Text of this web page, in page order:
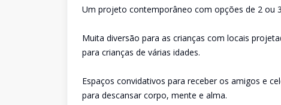
Um projeto contemporâneo com opções de 2 ou
Muita diversão para as crianças com locais
para crianças de várias idades.
Espaços convidativos para receber os amigos e
para descansar corpo, mente e alma.